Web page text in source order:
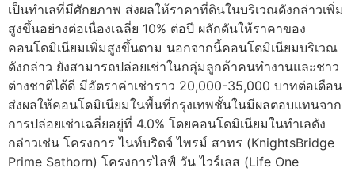
เป็นทำเลที่มีศักยภาพ ส่งผลให้ราคาที่ดินในบริเวณดังกล่าวเพิ่ม
สูงขึ้นอย่างต่อเนื่องเฉลี่ย 10% ต่อปี ผลักดันให้ราคาของ
คอนโดมิเนียมเพิ่มสูงขึ้นตาม นอกจากนี้คอนโดมิเนียมบริเวณ
ดังกล่าว ยังสามารถปล่อยเช่าในกลุ่มลูกค้าคนทำงานและชาว
ต่างชาติได้ดี มีอัตราค่าเช่าราว 20,000-35,000 บาทต่อเดือน
ส่งผลให้คอนโดมิเนียมในพื้นที่กรุงเทพชั้นในมีผลตอบแทนจาก
การปล่อยเช่าเฉลี่ยอยู่ที่ 4.0% โดยคอนโดมิเนียมในทำเลดัง
กล่าวเช่น โครงการ ไนท์บริดจ์ ไพรม์ สาทร (KnightsBridge
Prime Sathorn) โครงการไลฟ์ วัน ไวร์เลส (Life One